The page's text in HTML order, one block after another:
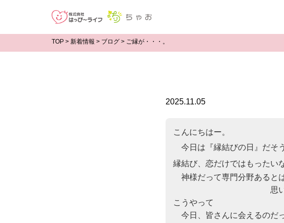
TOP > 新着情報 > ブログ > ご縁が・・・。
2025.11.05
こんにちはー。
今日は『縁結びの日』だそ
縁結び、恋だけではもったい
神様だって専門分野あると
思います
こうやって
今日、皆さんに会えるのだ